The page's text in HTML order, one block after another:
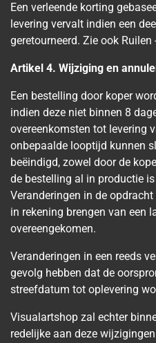
Een verleende korting
levering vervalt indien een
geretourneerd. Zie ook Ruilen
Artikel 4. Wijziging en
Een bestelling door koper
indien deze niet binnen 8
overeenkomsten tot levering
onbepaalde looptijd kunnen
beëindigd, zowel door de
de bestelling al in productie
Veranderingen in de
in rekening brengen van een
overeengekomen.
Veranderingen in een reeds
gevolg hebben dat de
streefdatum tot oplevering
Visualartshop zal echter
redelijke aan deze